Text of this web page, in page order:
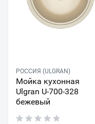
РОССИЯ (ULGRAN)
Мойка кухонная
Ulgran U-700-328
бежевый